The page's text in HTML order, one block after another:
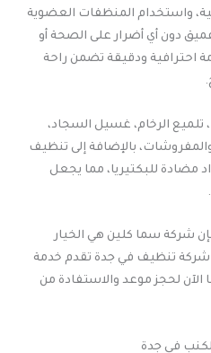
واستخدام المنظفات العضوية
دون أي أضرار على الصحة أو
احترافية ودقيقة تضمن راحة
الرخام، غسيل السجاد،
بالإضافة إلى تنظيف
مضادة للبكتيريا، مما يجعل
فإن شركة سما كلين هي الخيار
تنظيف في جدة تقدم خدمة
الآن لحجز موعد والاستفادة من
في جدة